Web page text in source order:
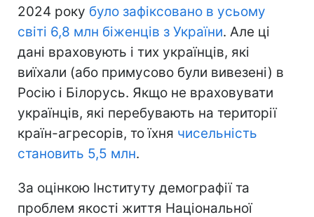
2024 року було зафіксовано в усьому
світі 6,8 млн біженців з України. Але ці
дані враховують і тих українців, які
виїхали (або примусово були вивезені) в
Росію і Білорусь. Якщо не враховувати
українців, які перебувають на території
країн-агресорів, то їхня чисельність
становить 5,5 млн.
За оцінкою Інституту демографії та
проблем якості життя Національної